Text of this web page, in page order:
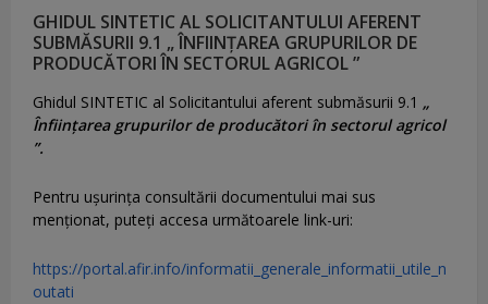
GHIDUL SINTETIC AL SOLICITANTULUI AFERENT
SUBMĂSURII 9.1 „ ÎNFIINȚAREA GRUPURILOR DE
PRODUCĂTORI ÎN SECTORUL AGRICOL ”
Ghidul SINTETIC al Solicitantului aferent submăsurii 9.1 „
Înființarea grupurilor de producători în sectorul agricol
”.
Pentru uşurinţa consultării documentului mai sus
menţionat, puteţi accesa următoarele link-uri:
https://portal.afir.info/informatii_generale_informatii_utile_n
outati